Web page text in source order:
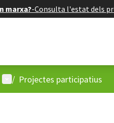
marxa?-Consulta l'estat dels
Menú d'usuari
/ Projectes participatius